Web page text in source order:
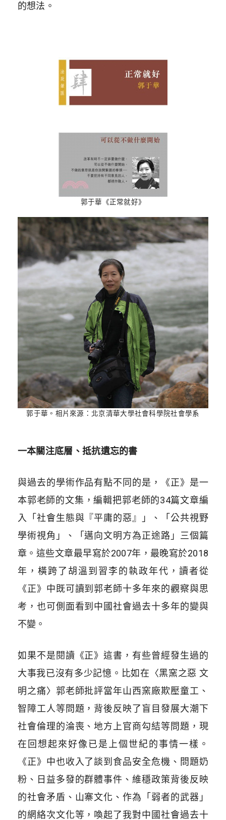
的想法。
郭于華《正常就好》
郭于華。相片來源：北京清華大學社會科學院社會學系
一本關注底層、抵抗遺忘的書
與過去的學術作品有點不同的是，《正》是一
本郭老師的文集，編輯把郭老師的34篇文章編
入「社會生態與『平庸的惡』」、「公共視野
學術視角」、「邁向文明方為正途路」三個篇
章。這些文章最早寫於2007年，最晚寫於2018
年，橫跨了胡溫到習李的執政年代，讀者從
《正》中既可讀到郭老師十多年來的觀察與思
考，也可側面看到中國社會過去十多年的變與
不變。
如果不是閱讀《正》這書，有些曾經發生過的
大事我已沒有多少記憶。比如在〈黑窯之惡 文
明之痛〉郭老師批評當年山西窯廠欺壓童工、
智障工人等問題，背後反映了盲目發展大潮下
社會倫理的淪喪、地方上官商勾結等問題，現
在回想起來好像已是上個世紀的事情一樣。
《正》中也收入了談到食品安全危機、問題奶
粉、日益多發的群體事件、維穩政策背後反映
的社會矛盾、山寨文化、作為「弱者的武器」
的網絡次文化等，喚起了我對中國社會過去十